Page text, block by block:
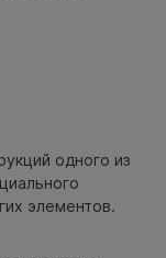
одного из
элементов.